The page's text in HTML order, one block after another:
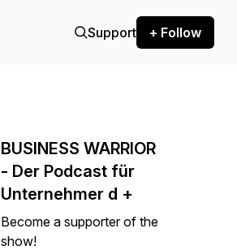
Support + Follow
BUSINESS WARRIOR
- Der Podcast für
Unternehmer d +
Become a supporter of the
show!